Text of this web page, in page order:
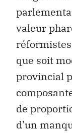
valeur
que soit
provincial
de
d’un